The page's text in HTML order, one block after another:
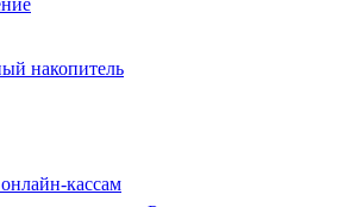
накопитель
кассам